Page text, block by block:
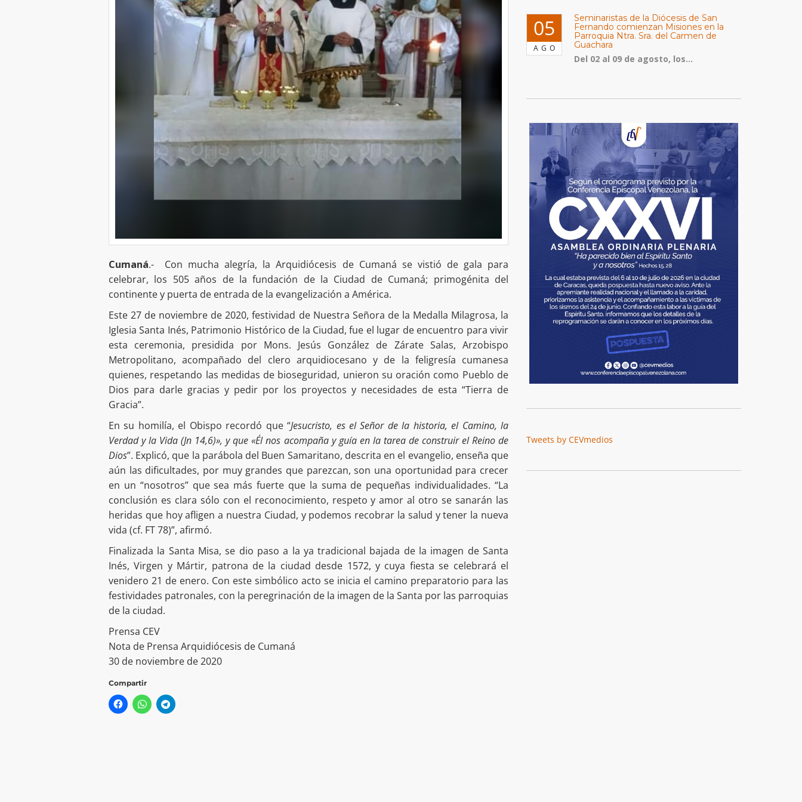
Cumaná.- Con mucha alegría, la Arquidiócesis de Cumaná se vistió de gala para
celebrar, los 505 años de la fundación de la Ciudad de Cumaná; primogénita del
continente y puerta de entrada de la evangelización a América.
Este 27 de noviembre de 2020, festividad de Nuestra Señora de la Medalla Milagrosa, la
Iglesia Santa Inés, Patrimonio Histórico de la Ciudad, fue el lugar de encuentro para vivir
esta ceremonia, presidida por Mons. Jesús González de Zárate Salas, Arzobispo
Metropolitano, acompañado del clero arquidiocesano y de la feligresía cumanesa
quienes, respetando las medidas de bioseguridad, unieron su oración como Pueblo de
Dios para darle gracias y pedir por los proyectos y necesidades de esta “Tierra de
Gracia”.
En su homilía, el Obispo recordó que “Jesucristo, es el Señor de la historia, el Camino, la
Verdad y la Vida (Jn 14,6)», y que «Él nos acompaña y guía en la tarea de construir el Reino de
Dios”. Explicó, que la parábola del Buen Samaritano, descrita en el evangelio, enseña que
aún las dificultades, por muy grandes que parezcan, son una oportunidad para crecer
en un “nosotros” que sea más fuerte que la suma de pequeñas individualidades. “La
conclusión es clara sólo con el reconocimiento, respeto y amor al otro se sanarán las
heridas que hoy afligen a nuestra Ciudad, y podemos recobrar la salud y tener la nueva
vida (cf. FT 78)”, afirmó.
Finalizada la Santa Misa, se dio paso a la ya tradicional bajada de la imagen de Santa
Inés, Virgen y Mártir, patrona de la ciudad desde 1572, y cuya fiesta se celebrará el
venidero 21 de enero. Con este simbólico acto se inicia el camino preparatorio para las
festividades patronales, con la peregrinación de la imagen de la Santa por las parroquias
de la ciudad.
Prensa CEV
Nota de Prensa Arquidiócesis de Cumaná
30 de noviembre de 2020
Compartir
05
AGO
Seminaristas de la Diócesis de San
Fernando comienzan Misiones en la
Parroquia Ntra. Sra. del Carmen de
Guachara
Del 02 al 09 de agosto, los...
Tweets by CEVmedios